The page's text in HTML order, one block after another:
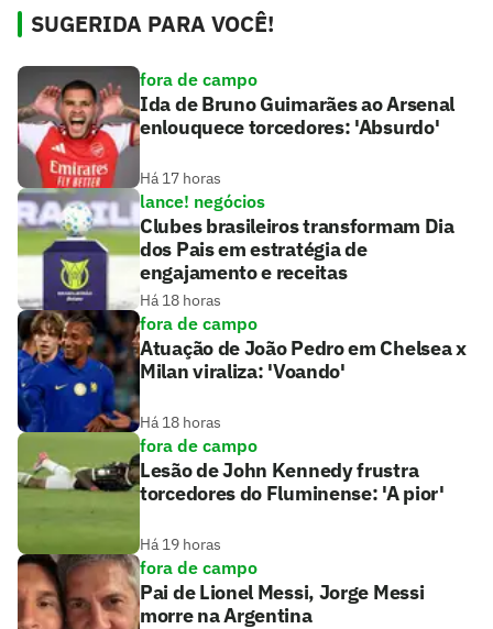
SUGERIDA PARA VOCÊ!
fora de campo
Ida de Bruno Guimarães ao Arsenal
enlouquece torcedores: 'Absurdo'
Há 17 horas
lance! negócios
Clubes brasileiros transformam Dia
dos Pais em estratégia de
engajamento e receitas
Há 18 horas
fora de campo
Atuação de João Pedro em Chelsea x
Milan viraliza: 'Voando'
Há 18 horas
fora de campo
Lesão de John Kennedy frustra
torcedores do Fluminense: 'A pior'
Há 19 horas
fora de campo
Pai de Lionel Messi, Jorge Messi
morre na Argentina